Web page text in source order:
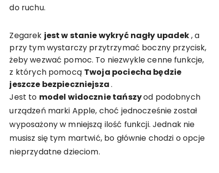
do ruchu.
Zegarek jest w stanie wykryć nagły upadek, a
przy tym wystarczy przytrzymać boczny przycisk,
żeby wezwać pomoc. To niezwykle cenne funkcje,
z których pomocą Twoja pociecha będzie
jeszcze bezpieczniejsza.
Jest to model widocznie tańszyod podobnych
urządzeń marki Apple, choć jednocześnie został
wyposażony w mniejszą ilość funkcji. Jednak nie
musisz się tym martwić, bo głównie chodzi o opcje
nieprzydatne dzieciom.